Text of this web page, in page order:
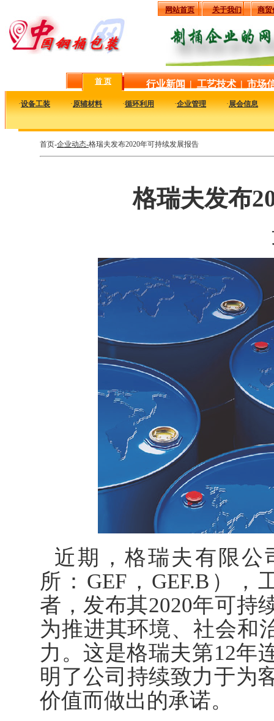
网站首页 关于我们 商贸
首 页 行业新闻 | 工艺技术 | 市场
·设备工装 ·原辅材料 ·循环利用 ·企业管理 ·展会信息
首页-企业动态-格瑞夫发布2020年可持续发展报告
格瑞夫发布
近期，格瑞夫有限公
所：GEF，GEF.B）
者，发布其2020年可持
为推进其环境、社会和
力。这是格瑞夫第12年
明了公司持续致力于为
价值而做出的承诺。